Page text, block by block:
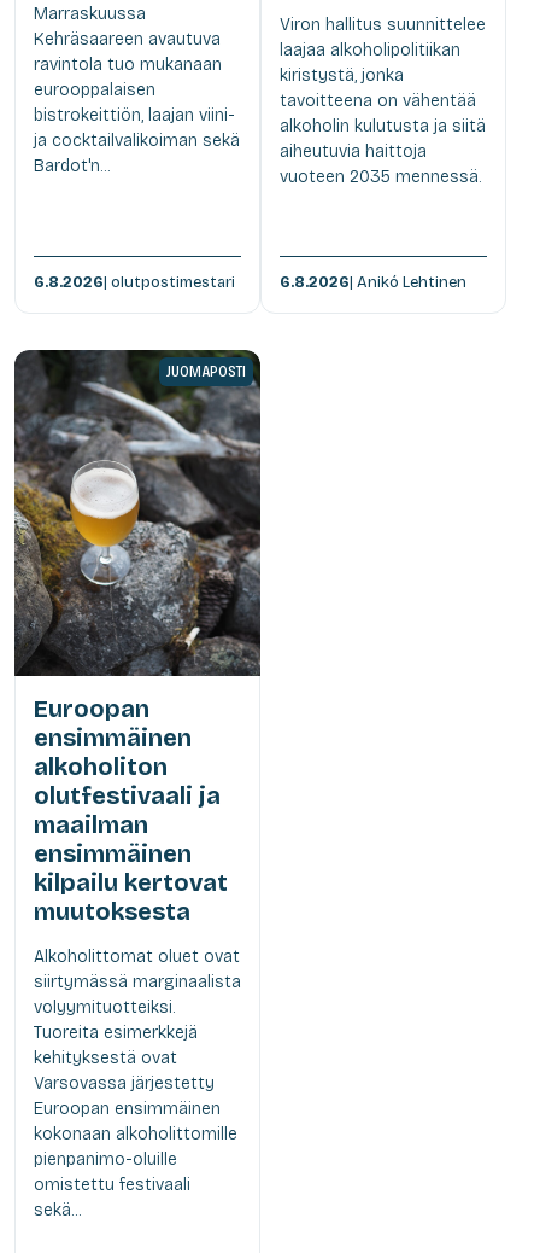
Marraskuussa
Kehräsaareen avautuva
ravintola tuo mukanaan
eurooppalaisen
bistrokeittiön, laajan viini-
ja cocktailvalikoiman sekä
Bardot'n...
6.8.2026| olutpostimestari
Viron hallitus suunnittelee
laajaa alkoholipolitiikan
kiristystä, jonka
tavoitteena on vähentää
alkoholin kulutusta ja siitä
aiheutuvia haittoja
vuoteen 2035 mennessä.
6.8.2026| Anikó Lehtinen
JUOMAPOSTI
Euroopan
ensimmäinen
alkoholiton
olutfestivaali ja
maailman
ensimmäinen
kilpailu kertovat
muutoksesta
Alkoholittomat oluet ovat
siirtymässä marginaalista
volyymituotteiksi.
Tuoreita esimerkkejä
kehityksestä ovat
Varsovassa järjestetty
Euroopan ensimmäinen
kokonaan alkoholittomille
pienpanimo-oluille
omistettu festivaali
sekä...